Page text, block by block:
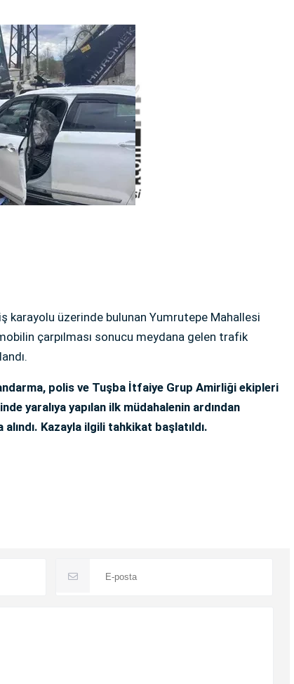
karayolu üzerinde bulunan Yumrutepe Mahallesi
çarpılması sonucu meydana gelen trafik
polis ve Tuşba İtfaiye Grup Amirliği ekipleri
yaralıya yapılan ilk müdahalenin ardından
Kazayla ilgili tahkikat başlatıldı.